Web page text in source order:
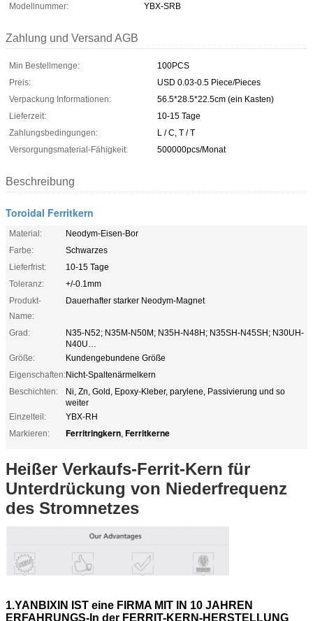
Modellnummer:
YBX-SRB
Zahlung und Versand AGB
Min Bestellmenge:
100PCS
Preis:
USD 0.03-0.5 Piece/Pieces
Verpackung Informationen:
56.5*28.5*22.5cm (ein Kasten)
Lieferzeit:
10-15 Tage
Zahlungsbedingungen:
L / C, T / T
Versorgungsmaterial-Fähigkeit:
500000pcs/Monat
Beschreibung
Toroidal Ferritkern
Material:
Neodym-Eisen-Bor
Farbe:
Schwarzes
Lieferfrist:
10-15 Tage
Toleranz:
+/-0.1mm
Produkt-
Name:
Dauerhafter starker Neodym-Magnet
Grad:
N35-N52; N35M-N50M; N35H-N48H; N35SH-N45SH; N30UH-
N40U…
Größe:
Kundengebundene Größe
Eigenschaften:Nicht-Spaltenärmelkern
Beschichten:
Ni, Zn, Gold, Epoxy-Kleber, parylene, Passivierung und so
weiter
Einzelteil:
YBX-RH
Markieren:
Ferritringkern, Ferritkerne
Heißer Verkaufs-Ferrit-Kern für
Unterdrückung von Niederfrequenz
des Stromnetzes
1.YANBIXIN IST eine FIRMA MIT IN 10 JAHREN
ERFAHRUNGS-In der FERRIT-KERN-HERSTELLUNG